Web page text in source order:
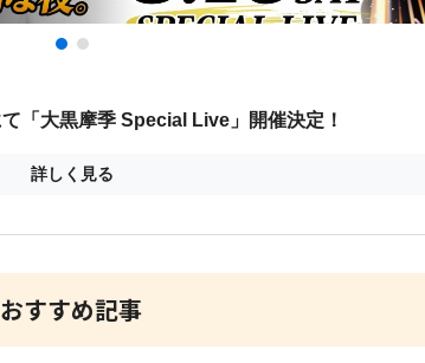
おすすめ記事